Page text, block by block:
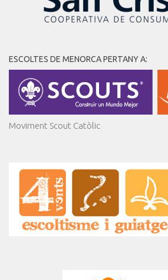
ESCOLTES DE MENORCA PERTANY A:
Moviment Scout Catòlic